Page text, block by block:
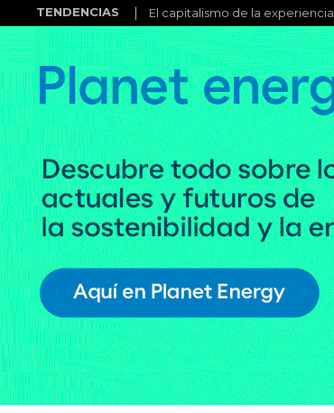
TENDENCIAS El capitalismo de la experiencia